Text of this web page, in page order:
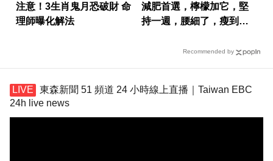
注意！3生肖鬼月恐破財 命
理師曝化解法
減肥首選，檸檬加它，堅
持一週，腰細了，瘦到你
Recommended by
東森新聞 51 頻道 24 小時線上直播｜Taiwan EBC
24h live news